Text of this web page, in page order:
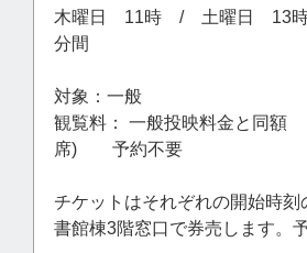
木曜日 11時 / 土曜日
分間
対象：一般
観覧料： 一般投映料金と同
席) 予約不要
チケットはそれぞれの開始時刻
書館棟3階窓口で券売します。